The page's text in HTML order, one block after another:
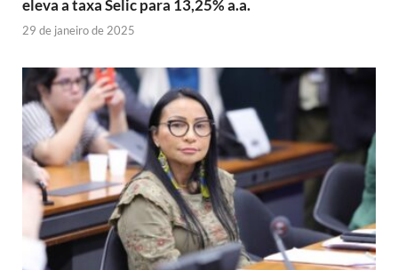
eleva a taxa Selic para 13,25% a.a.
29 de janeiro de 2025